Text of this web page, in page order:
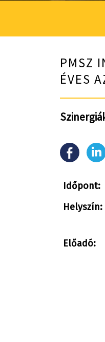
PMSZ
ÉVES
Időpont:
Helyszín:
Előadó: